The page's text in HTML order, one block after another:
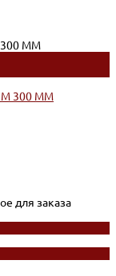
300 ММ
для заказа